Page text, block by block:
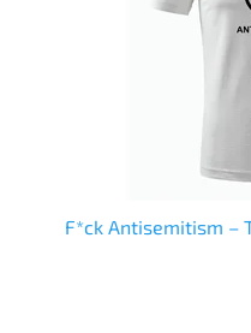
F*ck Antisemitism –